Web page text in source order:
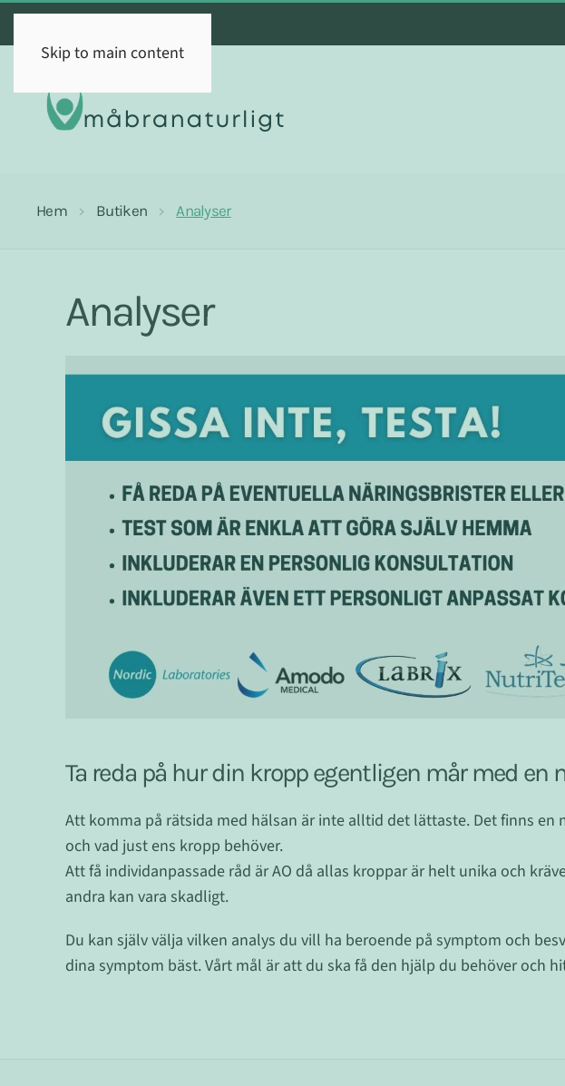
Skip to main content
Hem Butiken Analyser
Analyser
Ta reda på hur din kropp egentligen mår med en
Att komma på rätsida med hälsan är inte alltid det lättaste. Det finns
och vad just ens kropp behöver.
Att få individanpassade råd är AO då allas kroppar är helt unika och
andra kan vara skadligt.
Du kan själv välja vilken analys du vill ha beroende på symptom och
dina symptom bäst. Vårt mål är att du ska få den hjälp du behöver och